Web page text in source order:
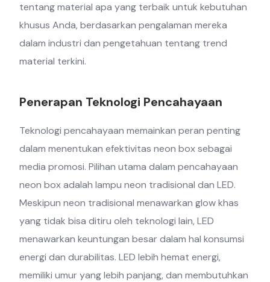
tentang material apa yang terbaik untuk kebutuhan
khusus Anda, berdasarkan pengalaman mereka
dalam industri dan pengetahuan tentang trend
material terkini.
Penerapan Teknologi Pencahayaan
Teknologi pencahayaan memainkan peran penting
dalam menentukan efektivitas neon box sebagai
media promosi. Pilihan utama dalam pencahayaan
neon box adalah lampu neon tradisional dan LED.
Meskipun neon tradisional menawarkan glow khas
yang tidak bisa ditiru oleh teknologi lain, LED
menawarkan keuntungan besar dalam hal konsumsi
energi dan durabilitas. LED lebih hemat energi,
memiliki umur yang lebih panjang, dan membutuhkan